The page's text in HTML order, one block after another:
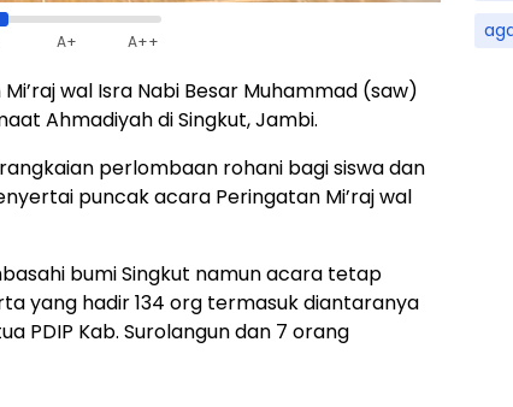
A+ A++
wal Isra Nabi Besar Muhammad (saw)
Ahmadiyah di Singkut, Jambi.
perlombaan rohani bagi siswa dan
puncak acara Peringatan Mi’raj wal
bumi Singkut namun acara tetap
yang hadir 134 org termasuk diantaranya
PDIP Kab. Surolangun dan 7 orang